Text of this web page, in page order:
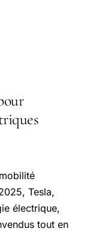
Tesla,
électrique,
tout en